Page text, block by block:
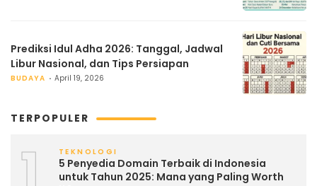
Prediksi Idul Adha 2026: Tanggal, Jadwal
Libur Nasional, dan Tips Persiapan
BUDAYA April 19, 2026
TERPOPULER
1 TEKNOLOGI
5 Penyedia Domain Terbaik di Indonesia
untuk Tahun 2025: Mana yang Paling Worth